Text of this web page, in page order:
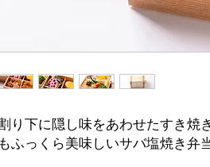
り下に隠し味をあわせたすき焼
ふっくら美味しいサバ塩焼き弁当